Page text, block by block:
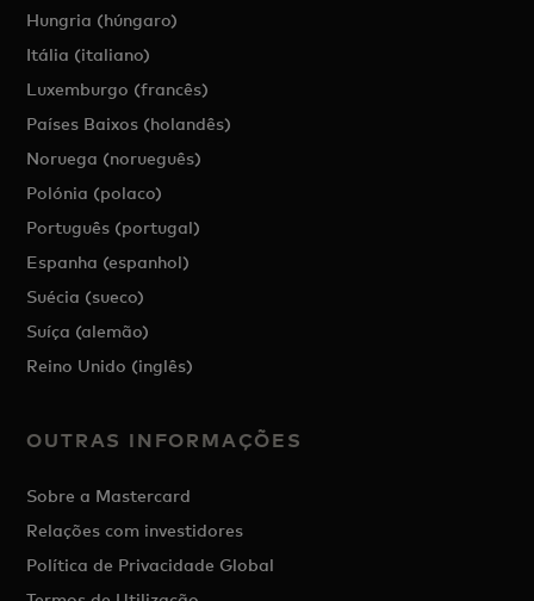
Hungria (húngaro)
Itália (italiano)
Luxemburgo (francês)
Países Baixos (holandês)
Noruega (norueguês)
Polónia (polaco)
Português (portugal)
Espanha (espanhol)
Suécia (sueco)
Suíça (alemão)
Reino Unido (inglês)
OUTRAS INFORMAÇÕES
Sobre a Mastercard
Relações com investidores
Política de Privacidade Global